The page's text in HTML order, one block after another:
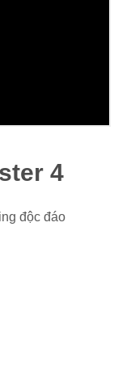
4
độc đáo